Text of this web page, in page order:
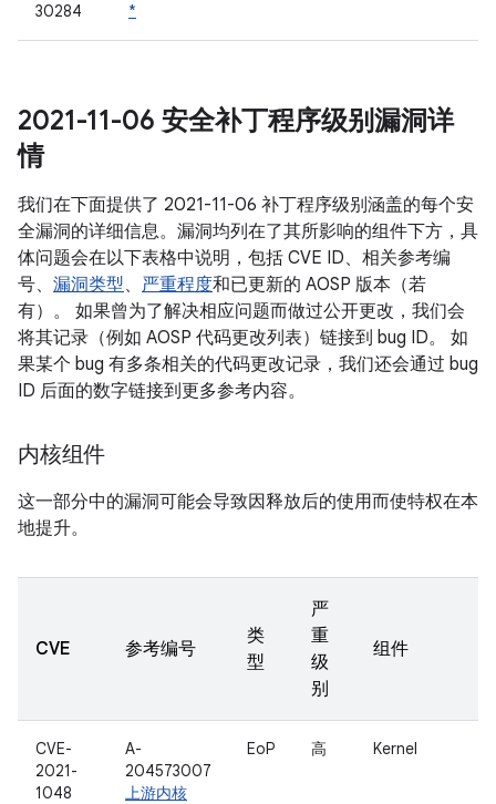
30284
*
2021-11-06 安全补丁程序级别漏洞详
情
我们在下面提供了 2021-11-06 补丁程序级别涵盖的每个安
全漏洞的详细信息。漏洞均列在了其所影响的组件下方，具
体问题会在以下表格中说明，包括 CVE ID、相关参考编
号、 漏洞类型、 严重程度和已更新的 AOSP 版本（若
有）。 如果曾为了解决相应问题而做过公开更改，我们会
将其记录（例如 AOSP 代码更改列表）链接到 bug ID。 如
果某个 bug 有多条相关的代码更改记录，我们还会通过 bug
ID 后面的数字链接到更多参考内容。
内核组件
这一部分中的漏洞可能会导致因释放后的使用而使特权在本
地提升。
CVE 参考编号
类
型
严
重
级
别
组件
CVE-
2021-
1048
A-
204573007
上游内核
EoP 高 Kernel